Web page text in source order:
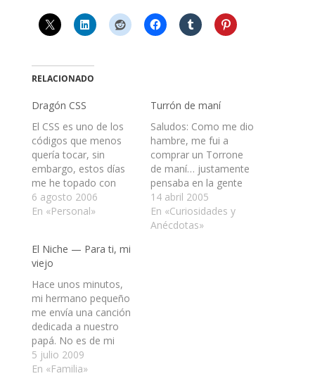
RELACIONADO
Dragón CSS
El CSS es uno de los
códigos que menos
quería tocar, sin
embargo, estos días
me he topado con
éste por necesidad.
Pasa que estoy
deseo dar mi mejor
esfuerzo en su
creación, de manera
que valide, si es
posible y que se…
6 agosto 2006
En «Personal»
Turrón de maní
Saludos: Como me dio
hambre, me fui a
comprar un Torrone
de maní… justamente
pensaba en la gente
que no agrada de su
sabor y textura y me
decía que no podía
14 abril 2005
En «Curiosidades y
Anécdotas»
El Niche — Para ti, mi
viejo
Hace unos minutos,
mi hermano pequeño
me envía una canción
dedicada a nuestro
papá. No es de mi
estilo musical, ni idea
de los derechos que
5 julio 2009
En «Familia»